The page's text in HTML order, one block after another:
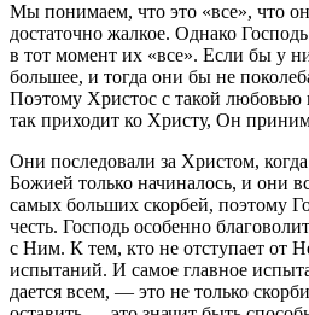
Мы понимаем, что это «все», что
достаточно жалкое. Однако
в тот момент их «все». Если бы у
большее, и тогда они бы не
Поэтому Христос с такой любовью
так приходит ко Христу, Он
Они последовали за Христом,
Божией только начиналось, и они
самых больших скорбей, поэтому
честь. Господь особенно
с Ним. К тем, кто не отступает от
испытаний. И самое главное
дается всем, — это не только